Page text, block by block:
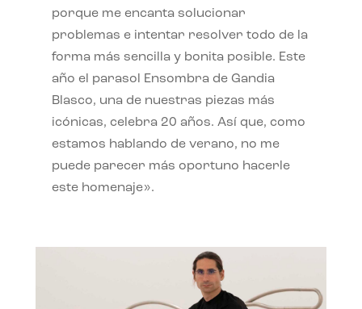
porque me encanta solucionar
problemas e intentar resolver todo de la
forma más sencilla y bonita posible. Este
año el parasol Ensombra de Gandia
Blasco, una de nuestras piezas más
icónicas, celebra 20 años. Así que, como
estamos hablando de verano, no me
puede parecer más oportuno hacerle
este homenaje».